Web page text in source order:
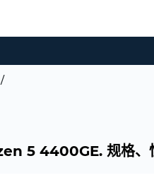
5 4400GE. 规格、